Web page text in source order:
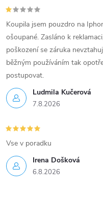
Ludmila Kučerová
7.8.2026
Koupila jsem pouzdro na
ošoupané. Zasláno k
poškození se záruka
běžným používáním tak
postupovat.
Irena Došková
6.8.2026
Vse v poradku